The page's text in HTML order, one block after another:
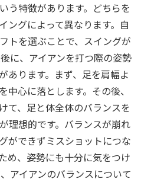
う特徴があります。どちらを
ングによって異なります。自
トを選ぶことで、スイングが
に、アイアンを打つ際の姿勢
あります。まず、足を肩幅よ
中心に落とします。その後、
て、足と体全体のバランスを
理想的です。バランスが崩れ
ができずミスショットにつな
め、姿勢にも十分に気をつけ
アイアンのバランスについて